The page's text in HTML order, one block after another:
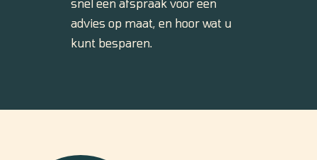
snel een afspraak voor een
advies op maat, en hoor wat u
kunt besparen.